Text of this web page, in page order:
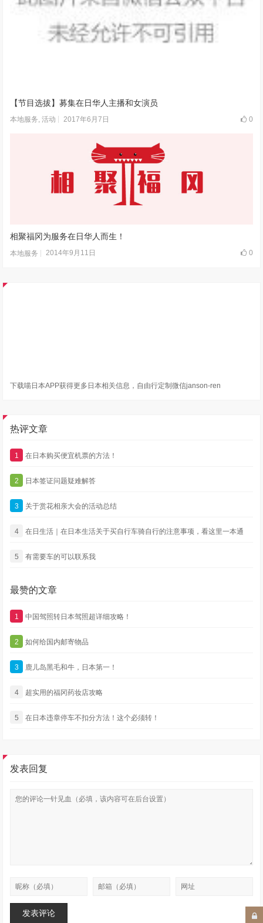
【节目选拔】募集在日华人主播和女演员
本地服务,活动 2017年6月7日 0
相聚福冈为服务在日华人而生！
本地服务 2014年9月11日 0
下载喵日本APP获得更多日本相关信息，自由行定制微信janson-ren
热评文章
1 在日本购买便宜机票的方法！
2 日本签证问题疑难解答
3 关于赏花相亲大会的活动总结
4 在日生活｜在日本生活关于买自行车骑自行的注意事项，看这里一本通
5 有需要车的可以联系我
最赞的文章
1 中国驾照转日本驾照超详细攻略！
2 如何给国内邮寄物品
3 鹿儿岛黑毛和牛，日本第一！
4 超实用的福冈药妆店攻略
5 在日本违章停车不扣分方法！这个必须转！
发表回复